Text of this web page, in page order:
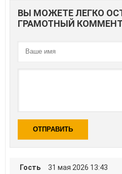
ВЫ МОЖЕТЕ ЛЕГКО
ГРАМОТНЫЙ
ОТПРАВИТЬ
Гость 31 мая 2026 13:43